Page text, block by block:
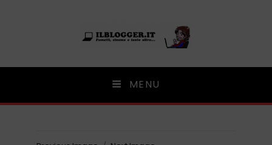
Ilblogger.it
Il portalino di blog | MENU